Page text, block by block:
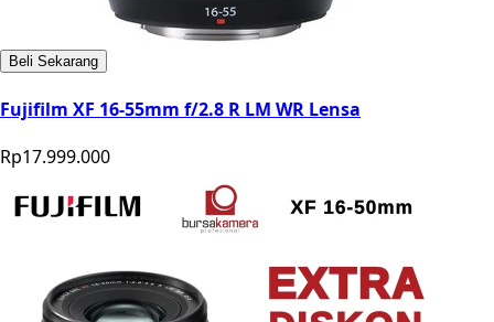
Beli Sekarang
Fujifilm XF 16-55mm f/2.8 R LM WR Lensa
Rp17.999.000